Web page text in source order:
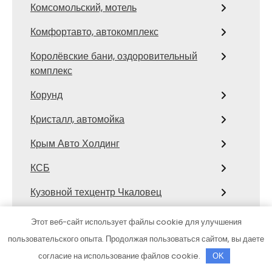
Комсомольский, мотель
Комфортавто, автокомплекс
Королёвские бани, оздоровительный
комплекс
Корунд
Кристалл, автомойка
Крым Авто Холдинг
КСБ
Кузовной техцентр Чкаловец
Латунские бани, подразделение
Левобережный, стройгород
Этот веб-сайт использует файлы cookie для улучшения
пользовательского опыта. Продолжая пользоваться сайтом, вы даете
согласие на использование файлов cookie.
OK